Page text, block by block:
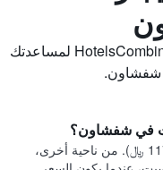
استخدم نصائحنا المستندة إلى بيانات HotelsCombined لمساعدتك
شفشاون.
في شفشاون؟
أرخص يوم للإقامة في شفشاون هو الثلاثاء (117 ﷼). من ناحية أخرى،